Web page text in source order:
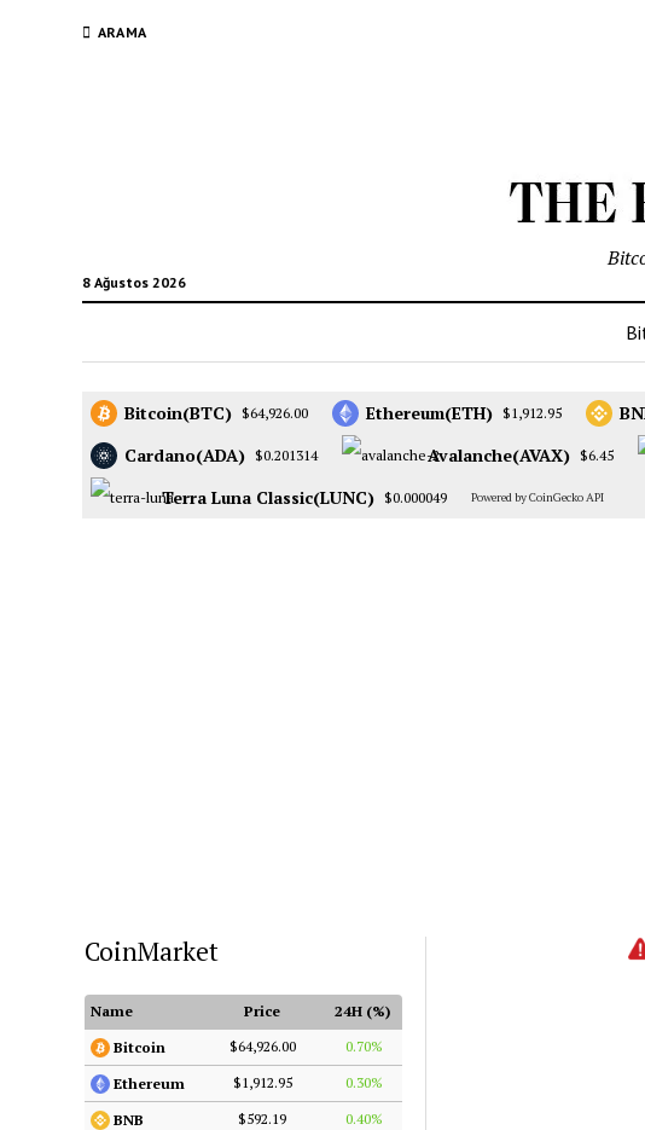
ARAMA
8 Ağustos 2026
Bitcoin(BTC) $64,926.00 Ethereum(ETH) $1,912.95
Cardano(ADA) $0.201314 Avalanche(AVAX) $6.45
Terra Luna Classic(LUNC) $0.000049 Powered by CoinGecko API
CoinMarket
Name Price
24H (%)
Bitcoin
$64,926.00 0.70%
Ethereum $1,912.95 0.30%
BNB $592.19 0.40%